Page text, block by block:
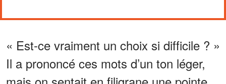
« Est-ce vraiment un choix si difficile ? »
Il a prononcé ces mots d’un ton léger,